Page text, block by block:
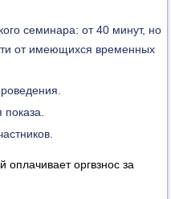
семинара: от 40 минут, но
от имеющихся временных
оргвзнос за